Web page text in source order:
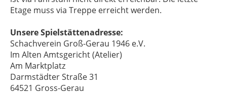
Etage muss via Treppe erreicht werden.
Unsere Spielstättenadresse:
Schachverein Groß-Gerau 1946 e.V.
Im Alten Amtsgericht (Atelier)
Am Marktplatz
Darmstädter Straße 31
64521 Gross-Gerau